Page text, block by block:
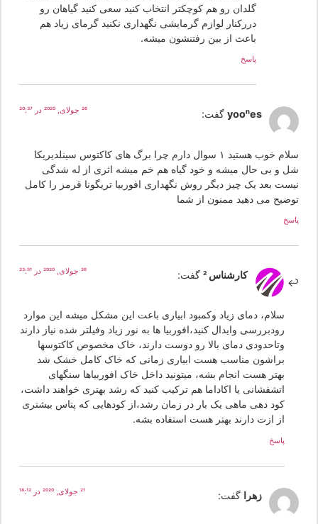
گلدان رو هم کوچکتر انتخاب کنید سعی کنید گیاهان رو
دررکنار لوازم گرمایشی نگهداری نکنید گرمای زیاد هم
باعث از بین رفتنشون میشه.
yoones گفت:
سلام خوب هستید ۱ سوال دارم چرا برگ های کاکتوس سینلدیریکا
و بی حال میشه و خود گیاه هم خم میشه اثری از له شدگی
بعد یک چیز دیگر روش نگهداری افوربیا تریگونا قرمز را کامل
می دهید ممنون از شما
کارشناس 2 گفت:
سلام، دمای زیاد وکمبود ابیاری باعت این مشکل میشه این موارد
رودبررسی وایدال کنید،افوربیا ها به نور زیاد وفیلتر شده نیاز دارند
وتاحدودی دمای بالا رو دوست دارند، خاک مخصوص کاکتوسها
براشون مناسب هست ابیاری زمانی که خاک کامل خشک شد
بهتر هست انجام بشه، میتونید داخل خاک افوربیاها سنگهای
اتشفشانی یا اکاداما هم ترکیب کنید که رشد بهتری خواهند داشت،
کود دهی ماهی یک بار در زمان رشد،از کودهایی که پتاس بیشتری
از ازت دارند بهتر هست استفاده بشه.
زهرا گفت: